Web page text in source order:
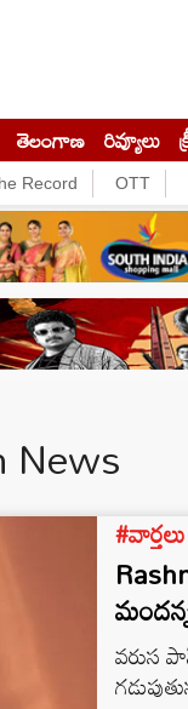
తెలంగాణ రివ్యూలు
Record OTT
News
#వార్తలు
వరుస